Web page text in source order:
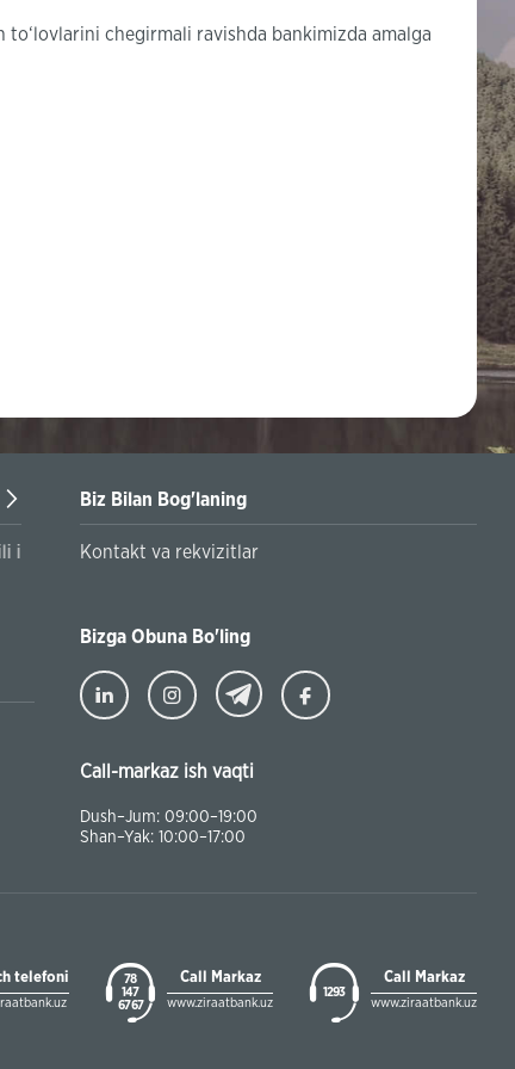
chegirmali ravishda bankimizda amalga
Turkiyaning Anadolu universitetida ta’lim oladigan
Biz Bilan Bog'laning
Kontakt va rekvizitlar
Bizga Obuna Bo'ling
Call-markaz ish vaqti
Dush–Jum: 09:00–19:00
Shan–Yak: 10:00–17:00
telefoni
78
147
67 67
Call Markaz
www.ziraatbank.uz
1293
Call Markaz
www.ziraatbank.uz